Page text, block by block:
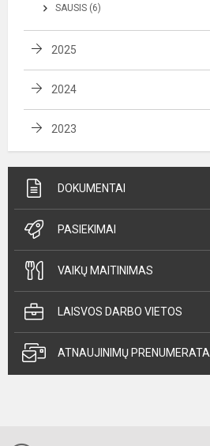
SAUSIS (6)
2025
2024
2023
DOKUMENTAI
PASIEKIMAI
VAIKŲ MAITINIMAS
LAISVOS DARBO VIETOS
ATNAUJINIMŲ PRENUMERATA